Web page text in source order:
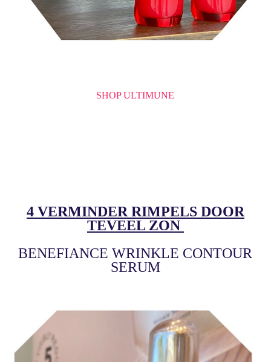
SHOP ULTIMUNE
4 VERMINDER RIMPELS DOOR
TEVEEL ZON
BENEFIANCE WRINKLE CONTOUR
SERUM